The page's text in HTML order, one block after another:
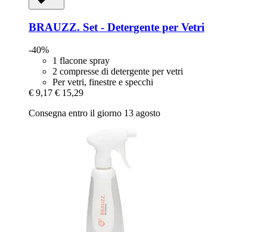
BRAUZZ. Set -​ Detergente per Vetri
-40%
1 flacone spray
2 compresse di detergente per vetri
Per vetri, finestre e specchi
€ 9,17 € 15,29
Consegna entro il giorno 13 agosto